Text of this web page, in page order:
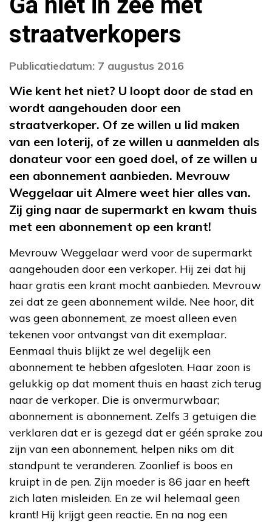
straatverkopers
Publicatiedatum: 7 augustus 2016
Wie kent het niet? U loopt door de stad en
wordt aangehouden door een
straatverkoper. Of ze willen u lid maken
van een loterij, of ze willen u aanmelden als
donateur voor een goed doel, of ze willen u
een abonnement aanbieden. Mevrouw
Weggelaar uit Almere weet hier alles van.
Zij ging naar de supermarkt en kwam thuis
met een abonnement op een krant!
Mevrouw Weggelaar werd voor de supermarkt
aangehouden door een verkoper. Hij zei dat hij
haar gratis een krant mocht aanbieden. Mevrouw
zei dat ze geen abonnement wilde. Nee hoor, dit
was geen abonnement, ze moest alleen even
tekenen voor ontvangst van dit exemplaar.
Eenmaal thuis blijkt ze wel degelijk een
abonnement te hebben afgesloten. Haar zoon is
gelukkig op dat moment thuis en haast zich terug
naar de verkoper. Die is onvermurwbaar;
abonnement is abonnement. Zelfs 3 getuigen die
verklaren dat er is gezegd dat er géén sprake zou
zijn van een abonnement, helpen niks om dit
standpunt te veranderen. Zoonlief is boos en
kruipt in de pen. Zijn moeder is 86 jaar en heeft
zich laten misleiden. En ze wil helemaal geen
krant! Hij krijgt geen reactie. En na nog een